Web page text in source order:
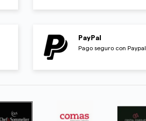
PayPal
Pago seguro con Paypal